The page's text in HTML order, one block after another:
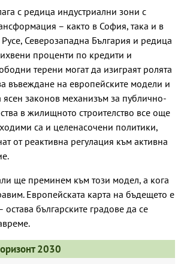
с редица индустриални зони с
– както в София, така и в
Северозападна България и редица
проценти по кредити и
терени могат да изиграят ролята
въвеждане на европейските модели и
ясен законов механизъм за публично-
в жилищното строителство все още
са и целенасочени политики,
от реактивна регулация към активна
ще преминем към този модел, а кога
Европейската карта на бъдещето е
остава българските градове да се
2030